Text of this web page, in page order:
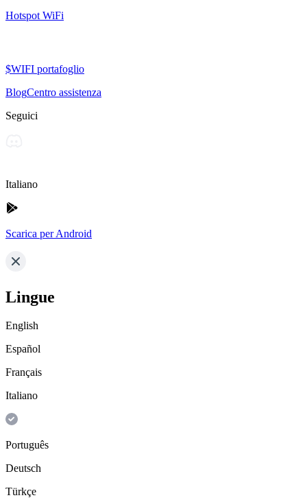
Hotspot WiFi
$WIFI portafoglio
BlogCentro assistenza
Seguici
Italiano
Scarica per Android
Lingue
English
Español
Français
Italiano
Português
Deutsch
Türkçe